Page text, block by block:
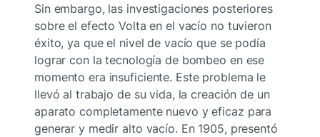
Sin embargo, las investigaciones posteriores
sobre el efecto Volta en el vacío no tuvieron
éxito, ya que el nivel de vacío que se podía
lograr con la tecnología de bombeo en ese
momento era insuficiente. Este problema le
llevó al trabajo de su vida, la creación de un
aparato completamente nuevo y eficaz para
generar y medir alto vacío. En 1905, presentó